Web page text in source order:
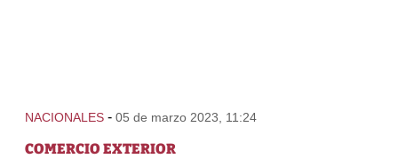
NACIONALES - 05 de marzo 2023, 11:24
COMERCIO EXTERIOR